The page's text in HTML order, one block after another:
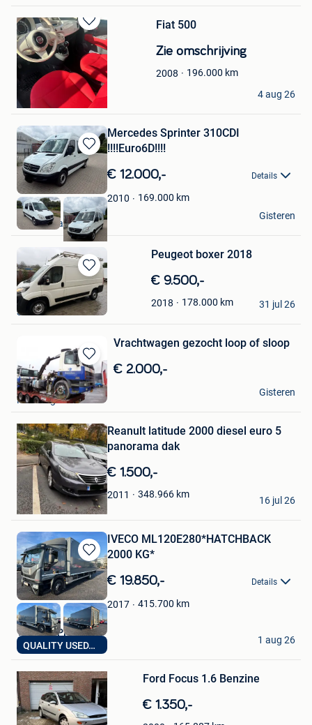
Bewaren
Mijn
Favorieten
Fiat 500
Zie omschrijving
2008 196.000 km
cash
Aalst
4 aug 26
Bewaren
in
Mijn
Favorieten
Mercedes Sprinter 310CDI
!!!!Euro6D!!!!
€ 12.000,- Details
2010 169.000 km
Di
Sint-Niklaas
Gisteren
Bewaren
in
Mijn
Favorieten
Peugeot boxer 2018
€ 9.500,-
2018 178.000 km
You
Sint-Pieters-Leeuw
31 jul 26
Bewaren
in
Mijn
Favorieten
Vrachtwagen gezocht loop of sloop
€ 2.000,-
Jaro
Keerbergen
Gisteren
Bewaren
Mijn
Favorieten
Reanult latitude 2000 diesel euro 5
panorama dak
€ 1.500,-
2011 348.966 km
er
Aalst
16 jul 26
Bewaren
in
Mijn
Favorieten
QUALITY USEDTRUCKS
IVECO ML120E280*HATCHBACK
2000 KG*
€ 19.850,- Details
2017 415.700 km
Trucks MPH
Ciney
1 aug 26
in
Mijn
Favorieten
Ford Focus 1.6 Benzine
€ 1.350,-